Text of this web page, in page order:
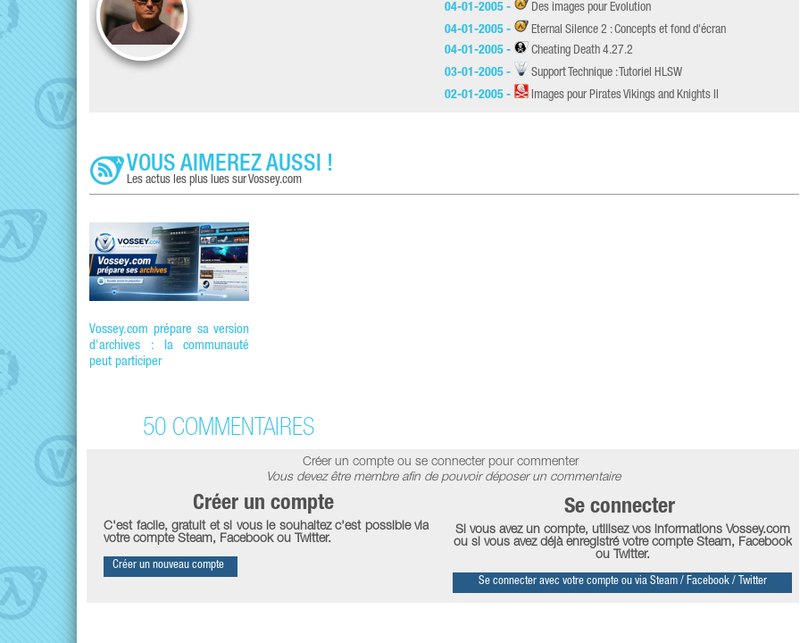
04-01-2005 -
Des images pour Evolution
04-01-2005 -
Eternal Silence 2 : Concepts et fond d'écran
04-01-2005 -
Cheating Death 4.27.2
03-01-2005 -
Support Technique : Tutoriel HLSW
02-01-2005 -
Images pour Pirates Vikings and Knights II
VOUS AIMEREZ AUSSI !
Les actus les plus lues sur Vossey.com
Vossey.com prépare sa version
d'archives : la communauté
peut participer
50 COMMENTAIRES
Créer un compte ou se connecter pour commenter
Vous devez être membre afin de pouvoir déposer un commentaire
Créer un compte
C'est facile, gratuit et si vous le souhaitez c'est possible via
votre compte Steam, Facebook ou Twitter.
Créer un nouveau compte
Se connecter
Si vous avez un compte, utilisez vos informations Vossey.com
ou si vous avez déjà enregistré votre compte Steam, Facebook
ou Twitter.
Se connecter avec votre compte ou via Steam / Facebook / Twitter